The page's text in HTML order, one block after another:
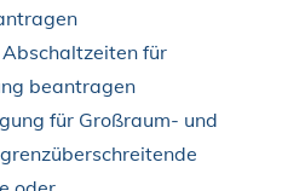
für
beantragen
für Großraum- und